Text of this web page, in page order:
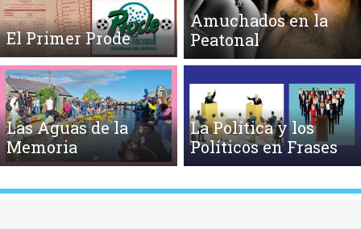
El Primer Prode
Amuchados en la
Peatonal
Las Aguas de la
Memoria
La Política y los
Políticos en Frases